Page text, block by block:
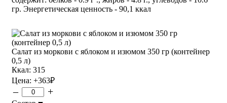
гр. Энергетическая ценность - 90,1 ккал
Салат из моркови с яблоком и изюмом 350 гр (контейнер
0,5 л)
Ккал: 315
Цена: +363₽
– +